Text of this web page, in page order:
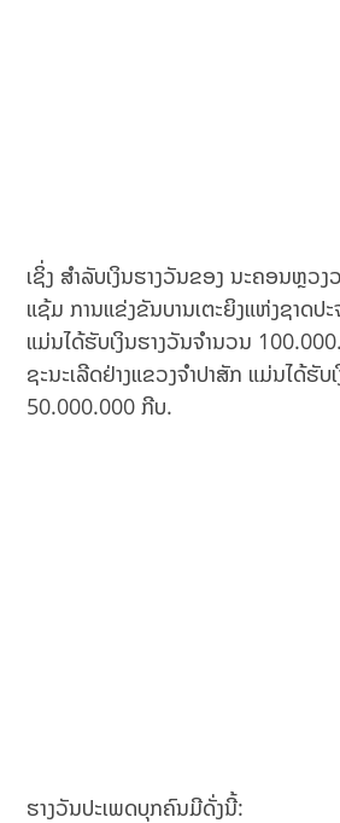
ເຊິ່ງ ສຳລັບເງິນຮາງວັນຂອງ ນະຄອນຫຼວ
ແຊ້ມ ການແຂ່ງຂັນບານເຕະຍິງແຫ່ງຊາດປ
ແມ່ນໄດ້ຮັບເງິນຮາງວັນຈໍານວນ
ຊະນະເລີດຢ່າງແຂວງຈໍາປາສັກ ແມ່ນໄດ້ຮັບ
50.000.000 ກີບ.
ຮາງວັນປະເພດບຸກຄົນມີດັ່ງນີ້: